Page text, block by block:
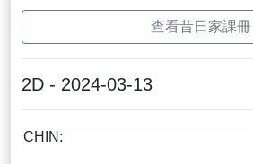
查看昔日家課冊
2D - 2024-03-13
CHIN: